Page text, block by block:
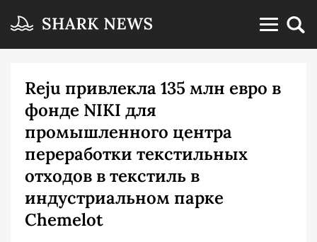
Reju привлекла 135 млн евро в
фонде NIKI для
промышленного центра
переработки текстильных
отходов в текстиль в
индустриальном парке
Chemelot